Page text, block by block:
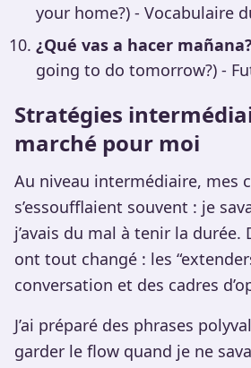
your home?) - Vocabulaire
¿Qué vas a hacer mañana?
going to do tomorrow?) -
Stratégies
marché pour moi
Au niveau intermédiaire, mes
s’essoufflaient souvent : je
j’avais du mal à tenir la durée.
ont tout changé : les
conversation et des cadres
J’ai préparé des phrases
garder le flow quand je ne